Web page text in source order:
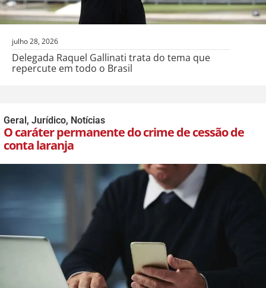
julho 28, 2026
Delegada Raquel Gallinati trata do tema que
repercute em todo o Brasil
Geral , Jurídico, Notícias
O caráter permanente do crime de cessão de
conta laranja